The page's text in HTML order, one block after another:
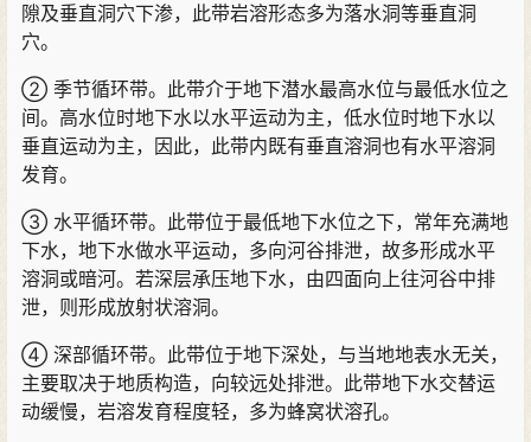
隙及垂直洞穴下渗，此带岩溶形态多为落水洞等垂直洞
穴。
② 季节循环带。此带介于地下潜水最高水位与最低水位之
间。高水位时地下水以水平运动为主，低水位时地下水以
垂直运动为主，因此，此带内既有垂直溶洞也有水平溶洞
发育。
③ 水平循环带。此带位于最低地下水位之下，常年充满地
下水，地下水做水平运动，多向河谷排泄，故多形成水平
溶洞或暗河。若深层承压地下水，由四面向上往河谷中排
泄，则形成放射状溶洞。
④ 深部循环带。此带位于地下深处，与当地地表水无关，
主要取决于地质构造，向较远处排泄。此带地下水交替运
动缓慢，岩溶发育程度轻，多为蜂窝状溶孔。